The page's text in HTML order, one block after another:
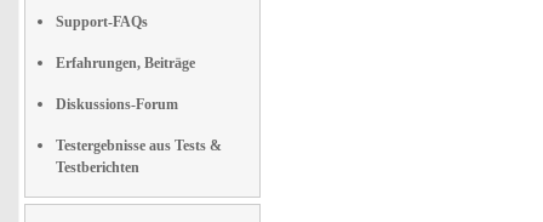
Support-FAQs
Erfahrungen, Beiträge
Diskussions-Forum
Testergebnisse aus Tests &
Testberichten